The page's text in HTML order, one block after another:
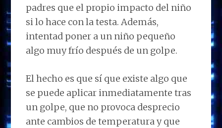
padres que el propio impacto del niño
si lo hace con la testa. Además,
intentad poner a un niño pequeño
algo muy frío después de un golpe.
El hecho es que sí que existe algo que
se puede aplicar inmediatamente tras
un golpe, que no provoca desprecio
ante cambios de temperatura y que